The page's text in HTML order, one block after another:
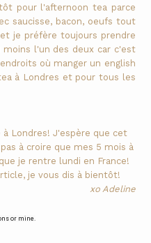
pour l'afternoon tea parce
saucisse, bacon, oeufs tout
je préfère toujours prendre
moins l'un des deux car c'est
où manger un english
à Londres et pour tous les
à Londres! J'espère que cet
à croire que mes 5 mois à
je rentre lundi en France!
je vous dis à bientôt!
xo Adeline
or mine.